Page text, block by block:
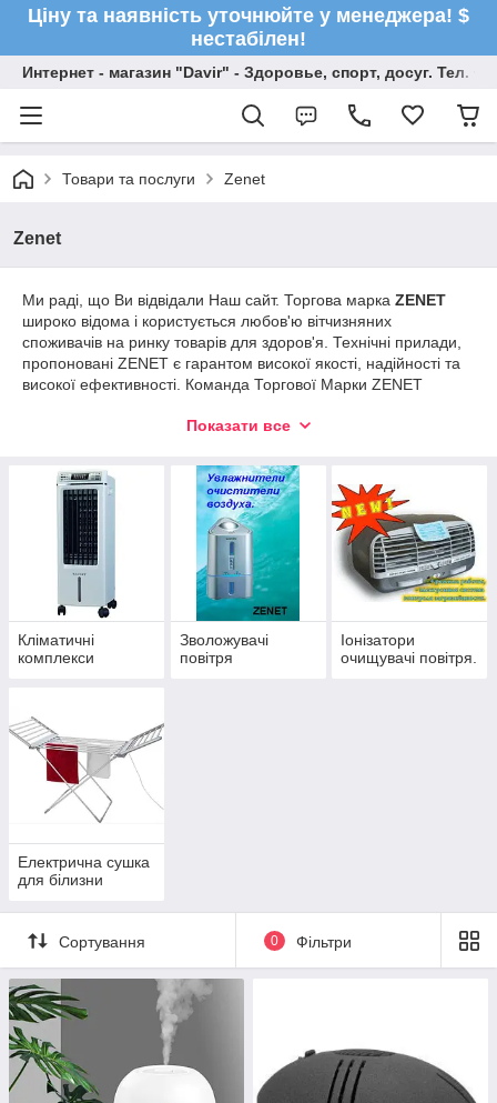
Ціну та наявність уточнюйте у менеджера! $
нестабілен!
Интернет - магазин "Davir" - Здоровье, спорт, досуг. Тел.
Товари та послуги Zenet
Zenet
Ми раді, що Ви відвідали Наш сайт. Торгова марка ZENET
широко відома і користується любов'ю вітчизняних
споживачів на ринку товарів для здоров'я. Технічні прилади,
пропоновані ZENET є гарантом високої якості, надійності та
високої ефективності. Команда Торгової Марки ZENET
найефективніші прилади для підтримки комфорту,
100% передоплата
Показати все
Кліматичні
комплекси
Зволожувачі
повітря
Іонізатори
очищувачі повітря.
Електрична сушка
для білизни
Сортування 0 Фільтри